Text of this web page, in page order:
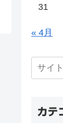
31
« 4月
カテ